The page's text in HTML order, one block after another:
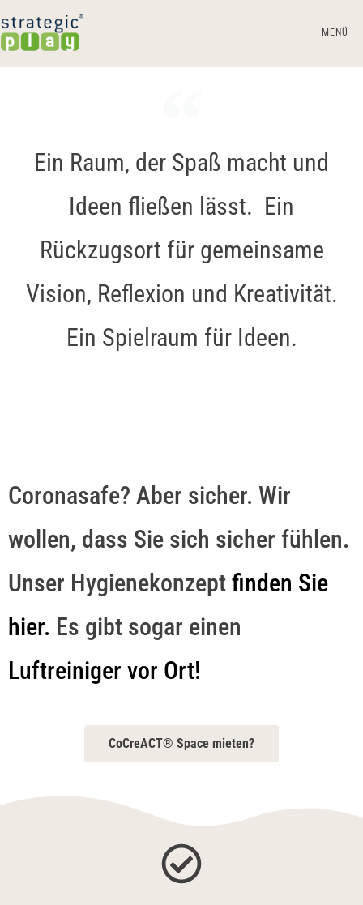
MENÜ
Ein Raum, der Spaß macht und
Ideen fließen lässt. Ein
Rückzugsort für gemeinsame
Vision, Reflexion und Kreativität.
Ein Spielraum für Ideen.
Coronasafe? Aber sicher. Wir
wollen, dass Sie sich sicher fühlen.
Unser Hygienekonzept finden Sie
hier. Es gibt sogar einen
Luftreiniger vor Ort!
CoCreACT® Space mieten?